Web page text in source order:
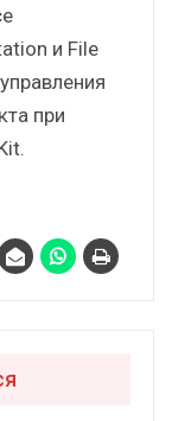
и File
при